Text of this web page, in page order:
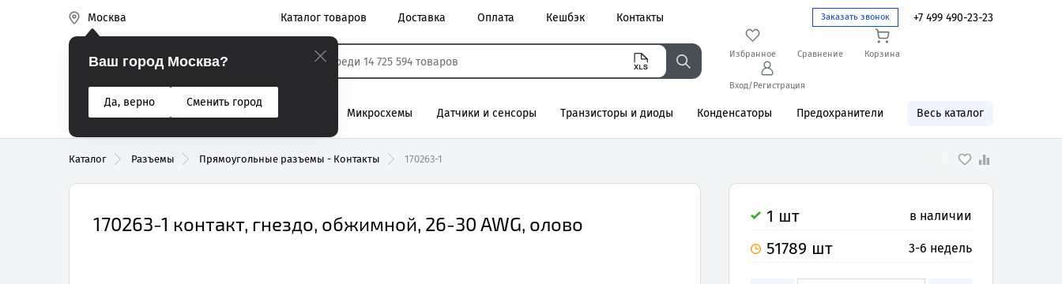
Москва Заказать звонок +7 499 490-23-23
Каталог товаров Доставка Оплата Кешбэк Контакты
Реле электромагнитные
Эиком Избранное Сравнение Корзина
Вход/Регистрация
Ваш город Москва?
Да, верно
Сменить город
% Акции
Разъемы Вентиляторы Микросхемы Датчики и сенсоры Транзисторы и диоды Конденсаторы Предохранители Весь каталог
Каталог Разъемы Прямоугольные разъемы - Контакты 170263-1
170263-1 контакт, гнездо, обжимной, 26-30 AWG, олово 1 шт в наличии
51789 шт 3-6 недель